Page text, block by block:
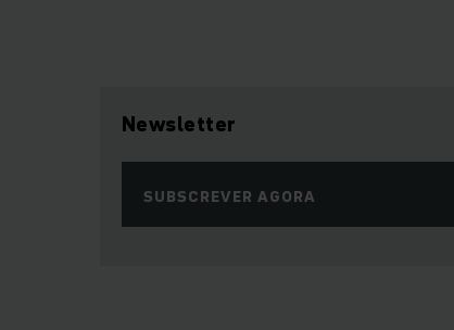
Newsletter
SUBSCREVER AGORA